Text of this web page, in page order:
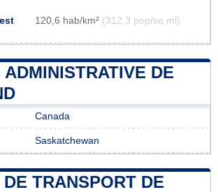
120,6 hab/km² (312,3 pop/sq mi)
ADMINISTRATIVE DE
Canada
Saskatchewan
TRANSPORT DE